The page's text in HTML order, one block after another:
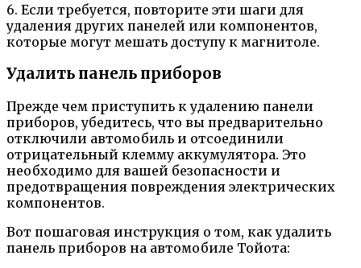
6. Если требуется, повторите эти шаги для
удаления других панелей или компонентов,
которые могут мешать доступу к магнитоле.
Удалить панель приборов
Прежде чем приступить к удалению панели
приборов, убедитесь, что вы предварительно
отключили автомобиль и отсоединили
отрицательный клемму аккумулятора. Это
необходимо для вашей безопасности и
предотвращения повреждения электрических
компонентов.
Вот пошаговая инструкция о том, как удалить
панель приборов на автомобиле Тойота: